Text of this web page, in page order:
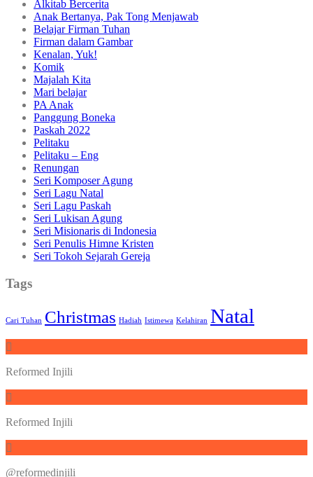
Alkitab Bercerita
Anak Bertanya, Pak Tong Menjawab
Belajar Firman Tuhan
Firman dalam Gambar
Kenalan, Yuk!
Komik
Majalah Kita
Mari belajar
PA Anak
Panggung Boneka
Paskah 2022
Pelitaku
Pelitaku – Eng
Renungan
Seri Komposer Agung
Seri Lagu Natal
Seri Lagu Paskah
Seri Lukisan Agung
Seri Misionaris di Indonesia
Seri Penulis Himne Kristen
Seri Tokoh Sejarah Gereja
Tags
Cari Tuhan Christmas Hadiah Istimewa Kelahiran Natal
Reformed Injili
Reformed Injili
@reformedinjili